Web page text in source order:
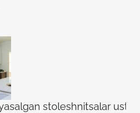
stoleshnitsalar